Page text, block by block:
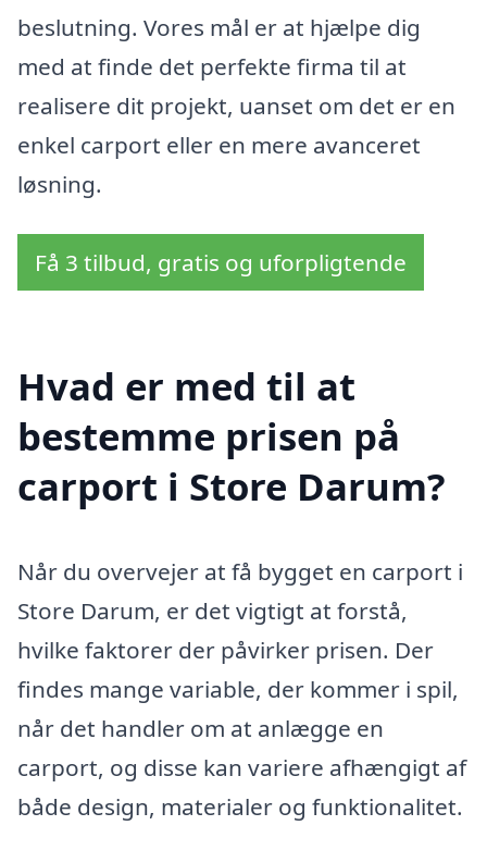
beslutning. Vores mål er at hjælpe dig
med at finde det perfekte firma til at
realisere dit projekt, uanset om det er en
enkel carport eller en mere avanceret
løsning.
Få 3 tilbud, gratis og uforpligtende
Hvad er med til at
bestemme prisen på
carport i Store Darum?
Når du overvejer at få bygget en carport i
Store Darum, er det vigtigt at forstå,
hvilke faktorer der påvirker prisen. Der
findes mange variable, der kommer i spil,
når det handler om at anlægge en
carport, og disse kan variere afhængigt af
både design, materialer og funktionalitet.